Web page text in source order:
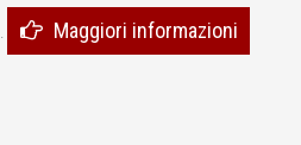
Maggiori informazioni